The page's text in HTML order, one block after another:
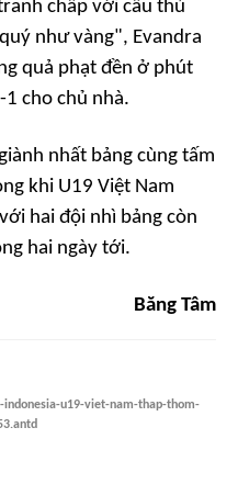
chấp với cầu thủ
như vàng", Evandra
quả phạt đền ở phút
cho chủ nhà.
nhất bảng cùng tấm
khi U19 Việt Nam
hai đội nhì bảng còn
hai ngày tới.
Băng Tâm
u19-viet-nam-thap-thom-